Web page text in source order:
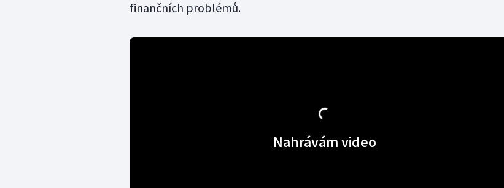
finančních problémů.
Nahrávám video